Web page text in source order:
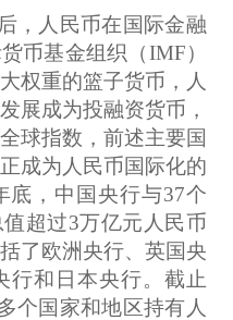
，人民币在国际金融
币基金组织（IMF）
权重的篮子货币，人
展成为投融资货币，
球指数，前述主要国
成为人民币国际化的
底，中国央行与37个
超过3万亿元人民币
了欧洲央行、英国央
行和日本央行。截止
个国家和地区持有人